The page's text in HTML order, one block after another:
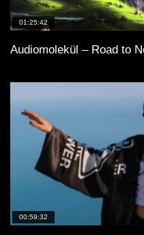
01:25:42
Audiomolekül – Road to
00:59:32